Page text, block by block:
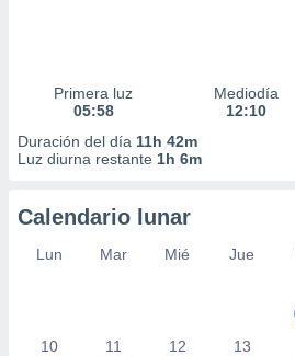
Primera luz
05:58
Mediodía
12:10
Duración del día 11h 42m
Luz diurna restante 1h 6m
Calendario lunar
Lun Mar Mié Jue
10 11 12 13